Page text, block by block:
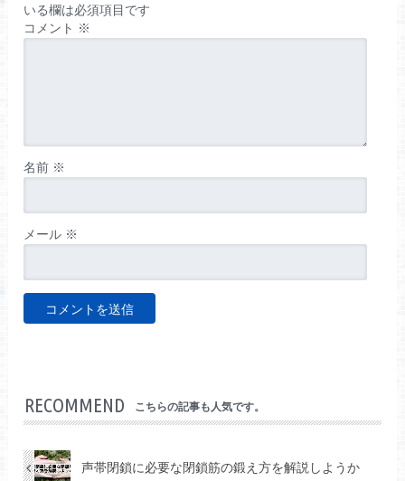
いる欄は必須項目です
コメント ※
名前 ※
メール ※
RECOMMEND こちらの記事も人気です。
声帯閉鎖に必要な閉鎖筋の鍛え方を解説しようか